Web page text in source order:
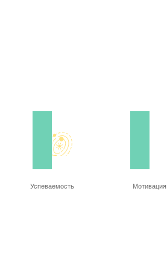
Успеваемость Мотивация